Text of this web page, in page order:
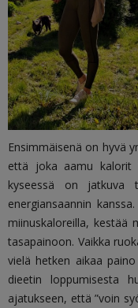
Ensimmäisenä on hyvä
että joka aamu kalorit
kyseessä on jatkuva
energiansaannin
miinuskaloreilla, kestää
tasapainoon. Vaikka
vielä hetken aikaa
dieetin loppumisesta
ajatukseen, että ”voin